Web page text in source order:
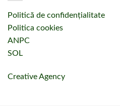
Politică de confidențialitate
Politica cookies
ANPC
SOL
Creative Agency